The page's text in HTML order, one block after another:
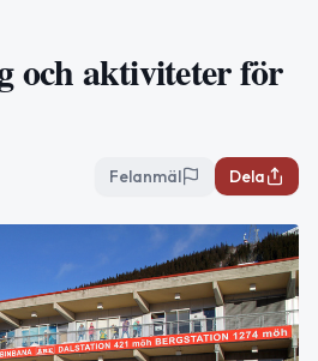
och aktiviteter för
Felanmäl Dela